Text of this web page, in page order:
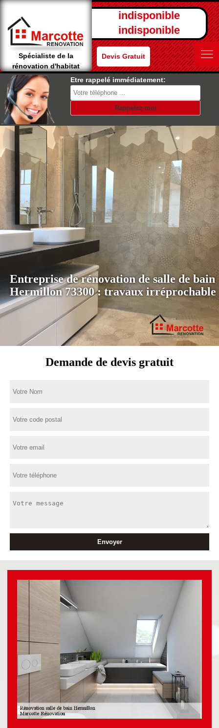
Spécialiste de la
rénovation d'habitat
indisponible
indisponible
Devis Gratuit
Etre rappelé immédiatement:
Entreprise de rénovation de salle de bain
Hermillon 73300 : travaux irréprochable
Demande de devis gratuit